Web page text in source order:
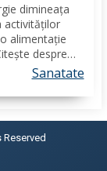
dimineața
activităților
alimentație
despre
În general,
Sanatate